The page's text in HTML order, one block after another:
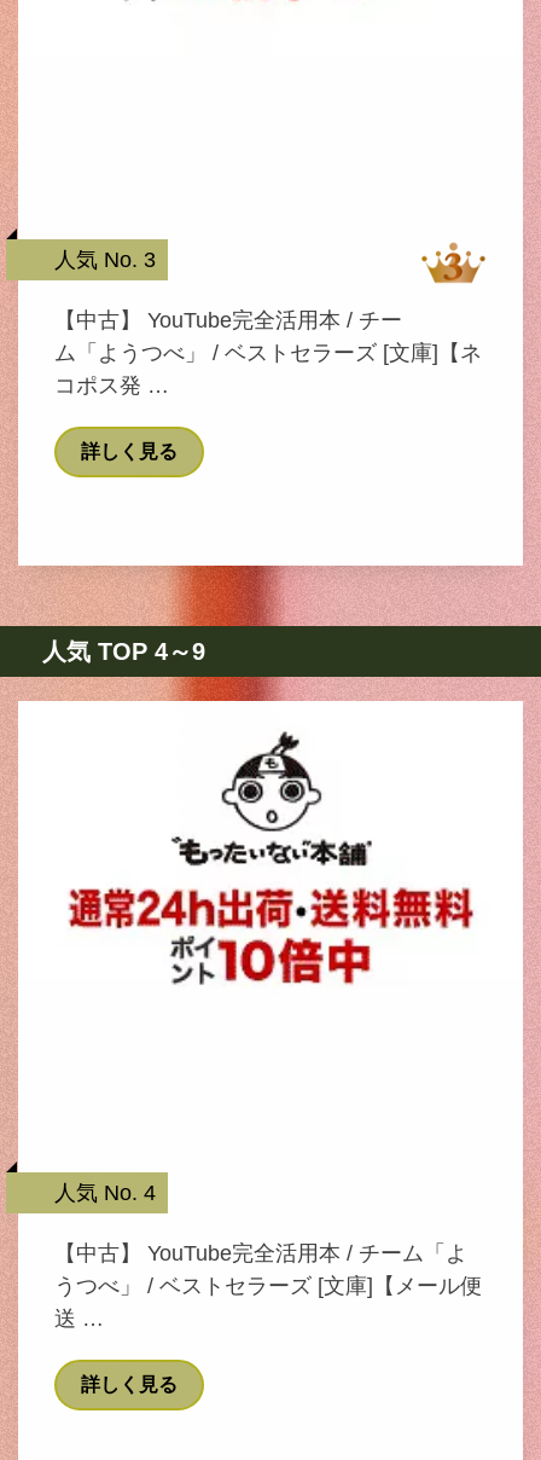
人気 No. 3
【中古】 YouTube完全活用本 / チー
ム「ようつべ」 / ベストセラーズ [文庫]【ネ
コポス発 …
詳しく見る
人気 TOP 4～9
人気 No. 4
【中古】 YouTube完全活用本 / チーム「よ
うつべ」 / ベストセラーズ [文庫]【メール便
送 …
詳しく見る